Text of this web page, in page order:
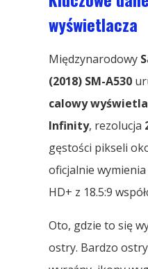
wyświetlacza
Międzynarodowy
(2018) SM-A530
calowy
Infinity, rezolucja
gęstości pikseli
oficjalnie
HD+ z 18.5:9
Oto, gdzie to się
ostry. Bardzo